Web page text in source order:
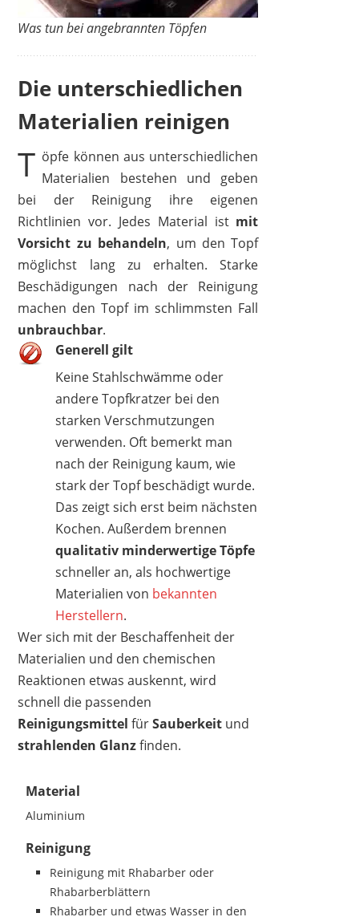
Was tun bei angebrannten Töpfen
Die unterschiedlichen
Materialien reinigen
T öpfe können aus unterschiedlichen
Materialien bestehen und geben
bei der Reinigung ihre eigenen
Richtlinien vor. Jedes Material ist mit
Vorsicht zu behandeln, um den Topf
möglichst lang zu erhalten. Starke
Beschädigungen nach der Reinigung
machen den Topf im schlimmsten Fall
unbrauchbar.
Generell gilt
Keine Stahlschwämme oder
andere Topfkratzer bei den
starken Verschmutzungen
verwenden. Oft bemerkt man
nach der Reinigung kaum, wie
stark der Topf beschädigt wurde.
Das zeigt sich erst beim nächsten
Kochen. Außerdem brennen
qualitativ minderwertige Töpfe
schneller an, als hochwertige
Materialien von bekannten
Herstellern.
Wer sich mit der Beschaffenheit der
Materialien und den chemischen
Reaktionen etwas auskennt, wird
schnell die passenden
Reinigungsmittel fürSauberkeit und
strahlenden Glanzfinden.
Material
Aluminium
Reinigung
Reinigung mit Rhabarber oder
Rhabarberblättern
Rhabarber und etwas Wasser in den